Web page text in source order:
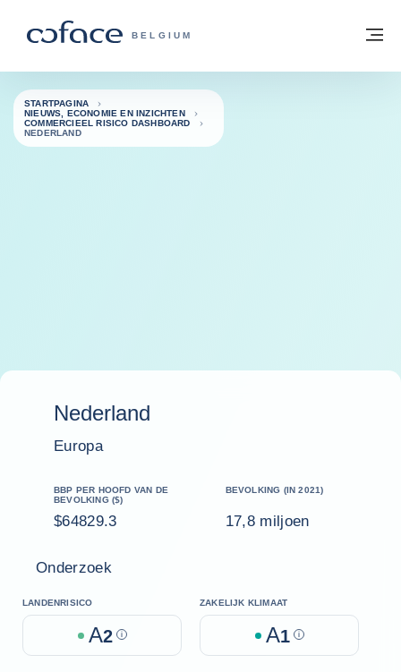
COFACE, FOR TRADE - GROEP
BELGIUM
Terug naar startpagina
STARTPAGINA
NIEUWS, ECONOMIE EN INZICHTEN
COMMERCIEEL RISICO DASHBOARD
NEDERLAND
Nederland
Europa
BBP PER HOOFD VAN DE
BEVOLKING ($)
$64829.3
BEVOLKING (IN 2021)
17,8 miljoen
Onderzoek
LANDENRISICO
A2 Help
ZAKELIJK KLIMAAT
A1 Help